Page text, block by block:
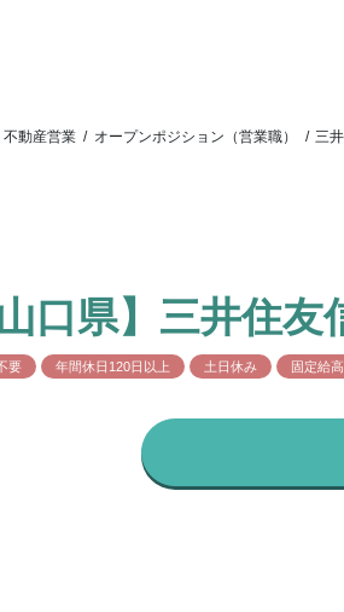
不動産営業 / オープンポジション（営業職） / 三
山口県】三井住
要 年間休日120日以上 土日休み 固定給